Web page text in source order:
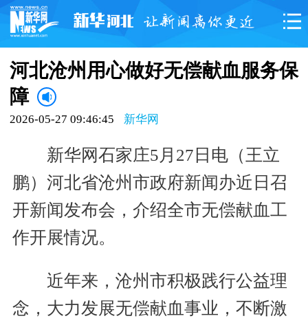
河北沧州用心做好无偿献血服务保
障
2026-05-27 09:46:45 新华网
新华网石家庄5月27日电（王立
鹏）河北省沧州市政府新闻办近日召
开新闻发布会，介绍全市无偿献血工
作开展情况。
近年来，沧州市积极践行公益理
念，大力发展无偿献血事业，不断激